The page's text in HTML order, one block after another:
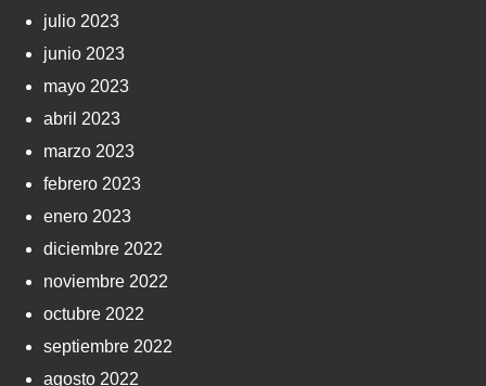
julio 2023
junio 2023
mayo 2023
abril 2023
marzo 2023
febrero 2023
enero 2023
diciembre 2022
noviembre 2022
octubre 2022
septiembre 2022
agosto 2022